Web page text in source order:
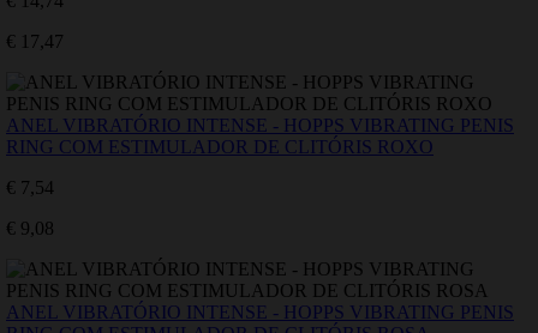
€ 17,47
ANEL VIBRATÓRIO INTENSE - HOPPS VIBRATING PENIS
RING COM ESTIMULADOR DE CLITÓRIS ROXO
€ 7,54
€ 9,08
ANEL VIBRATÓRIO INTENSE - HOPPS VIBRATING PENIS